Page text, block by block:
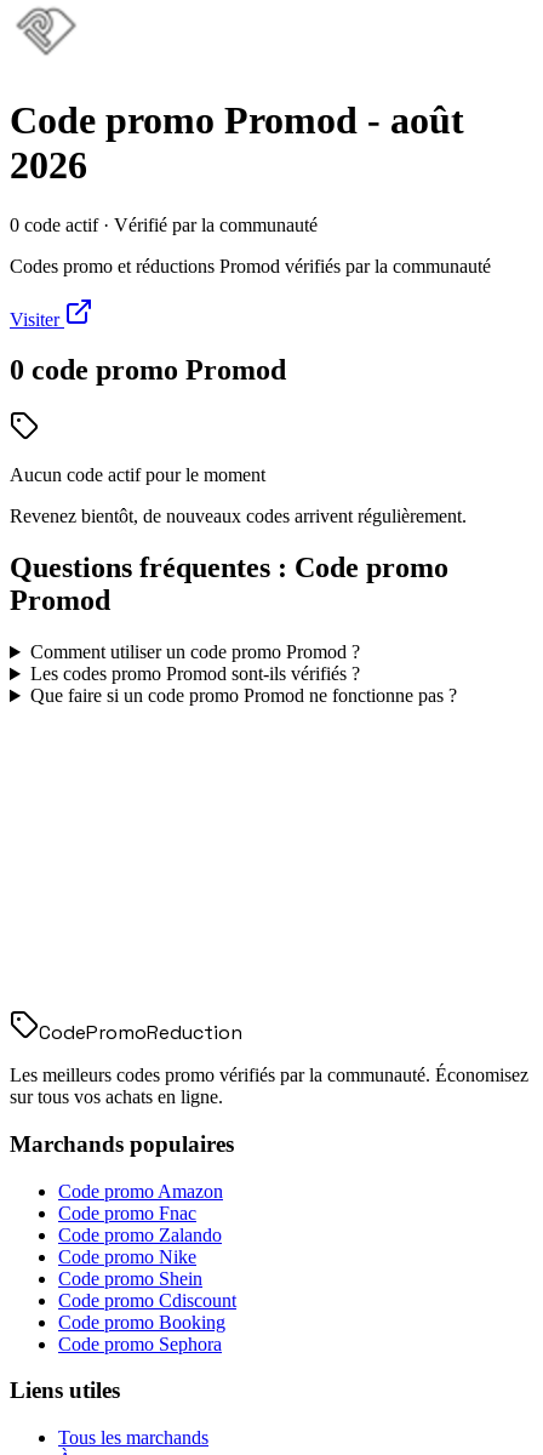
Code promo Promod - août
2026
0 code actif· Vérifié par la communauté
Codes promo et réductions Promod vérifiés par la communauté
Visiter
0 code promo Promod
Aucun code actif pour le moment
Revenez bientôt, de nouveaux codes arrivent régulièrement.
Questions fréquentes : Code promo
Promod
Comment utiliser un code promo Promod ?
Les codes promo Promod sont-ils vérifiés ?
Que faire si un code promo Promod ne fonctionne pas ?
CodePromoReduction
Les meilleurs codes promo vérifiés par la communauté. Économisez
sur tous vos achats en ligne.
Marchands populaires
Code promo Amazon
Code promo Fnac
Code promo Zalando
Code promo Nike
Code promo Shein
Code promo Cdiscount
Code promo Booking
Code promo Sephora
Liens utiles
Tous les marchands